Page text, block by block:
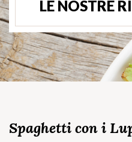
LE NOSTRE
Spaghetti con i